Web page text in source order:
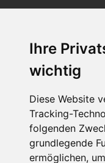
Ihre
wichtig
Diese Website
Tracking-
folgenden
grundlegende
ermöglichen,
Die
Muss für alle